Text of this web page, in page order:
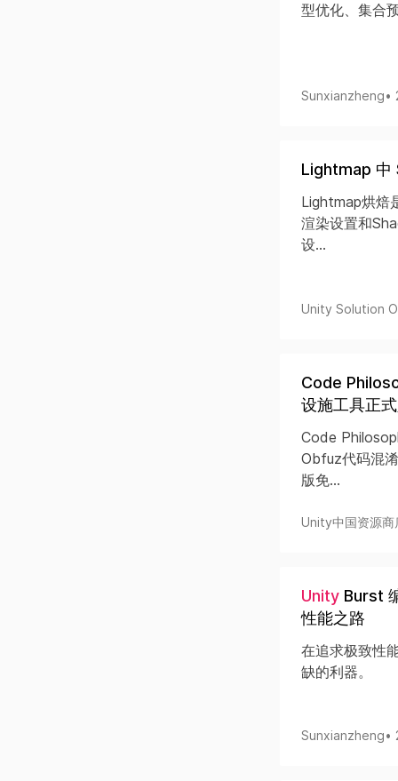
型优化、集合
Sunxianzheng•
Lightmap 中
Lightmap烘焙
渲染设置和
设...
Unity Solution
Code
设施工具正
Code
Obfuz代码混
版免...
Unity中国资源商
Unity Burst
性能之路
在追求极致性
缺的利器。
Sunxianzheng•